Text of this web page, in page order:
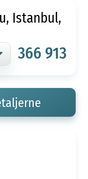
Istanbul,
366 913